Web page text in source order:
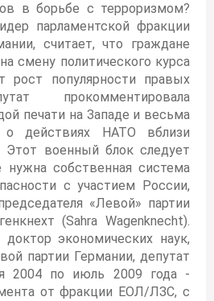
в борьбе с терроризмом?
парламентской фракции
считает, что граждане
смену политического курса
рост популярности правых
прокомментировала
печати на Западе и весьма
о действиях НАТО вблизи
Этот военный блок следует
нужна собственная система
с участием России,
«Левой» партии
(Sahra Wagenknecht).
экономических наук,
партии Германии, депутат
2004 по июль 2009 года -
от фракции ЕОЛ/ЛЗС, с